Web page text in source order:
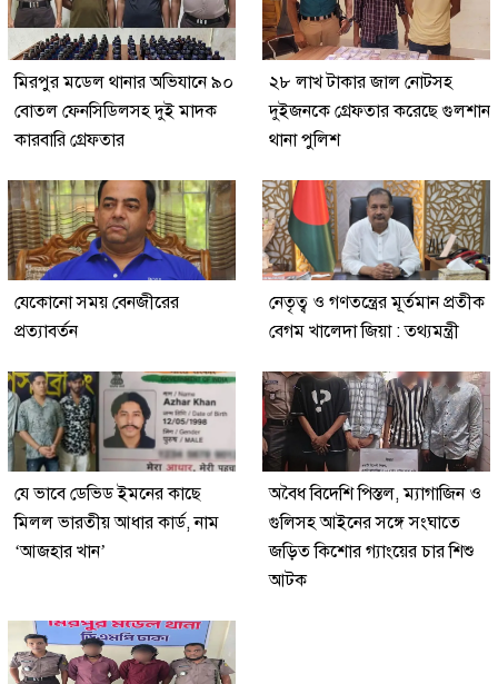
মিরপুর মডেল থানার অভিযানে ৯০
বোতল ফেনসিডিলসহ দুই মাদক
কারবারি গ্রেফতার
২৮ লাখ টাকার জাল নোটসহ
দুইজনকে গ্রেফতার করেছে গুলশান
থানা পুলিশ
যেকোনো সময় বেনজীরের
প্রত্যাবর্তন
নেতৃত্ব ও গণতন্ত্রের মূর্তমান প্রতীক
বেগম খালেদা জিয়া : তথ্যমন্ত্রী
যে ভাবে ডেভিড ইমনের কাছে
মিলল ভারতীয় আধার কার্ড, নাম
‘আজহার খান’
অবৈধ বিদেশি পিস্তল, ম্যাগাজিন ও
গুলিসহ আইনের সঙ্গে সংঘাতে
জড়িত কিশোর গ্যাংয়ের চার শিশু
আটক